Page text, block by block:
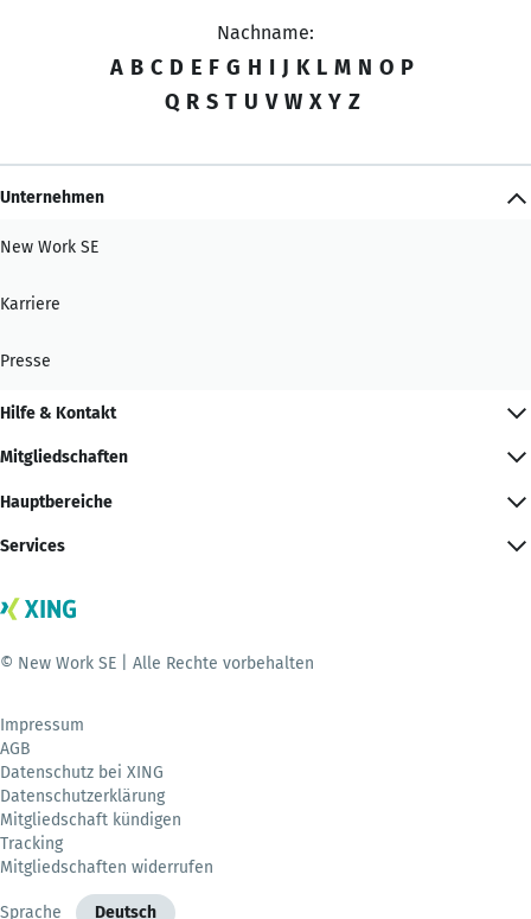
Nachname:
A B C D E F G H I J K L M N O P
Q R S T U V W X Y Z
Unternehmen
New Work SE
Karriere
Presse
Hilfe & Kontakt
Mitgliedschaften
Hauptbereiche
Services
© New Work SE | Alle Rechte vorbehalten
Impressum
AGB
Datenschutz bei XING
Datenschutzerklärung
Mitgliedschaft kündigen
Tracking
Mitgliedschaften widerrufen
Sprache Deutsch